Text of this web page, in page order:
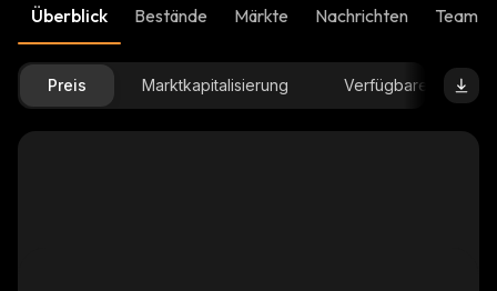
Überblick Bestände Märkte Nachrichten Team-
Preis Marktkapitalisierung Verfügbare Menge